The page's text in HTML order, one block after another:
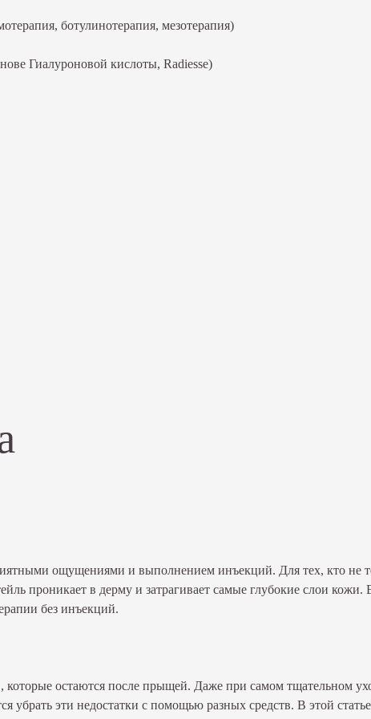
ботулинотерапия, мезотерапия)
Гиалуроновой кислоты, Radiesse)
ощущениями и выполнением инъекций. Для тех, кто не
проникает в дерму и затрагивает самые глубокие слои
без инъекций.
которые остаются после прыщей. Даже при самом тщательном
убрать эти недостатки с помощью разных средств. В этой